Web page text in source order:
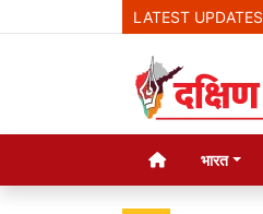
LATEST UPDATES
भारत